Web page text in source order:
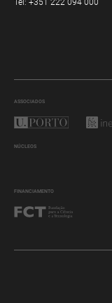
Tel: +351 222 094 000
ASSOCIADOS
NÚCLEOS
FINANCIAMENTO